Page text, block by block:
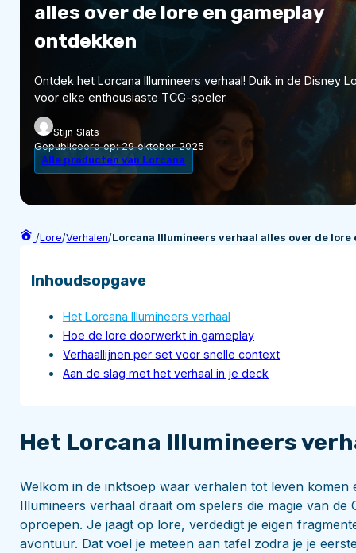
alles over de lore en gameplay
ontdekken
Ontdek het Lorcana Illumineers verhaal! Duik in de Disney
voor elke enthousiaste TCG-speler.
Stijn Slats
Gepubliceerd op:29 oktober 2025
Alle producten van Lorcana
/Lore/Verhalen/Lorcana Illumineers verhaal alles over de lore
Inhoudsopgave
Het Lorcana Illumineers verhaal
Hoe de lore doorwerkt in gameplay
Verhaallijnen per set voor snelle context
Aan de slag met het verhaal in je deck
Het Lorcana Illumineers
Welkom in de inktsoep waar verhalen tot leven
Illumineers verhaal draait om spelers die magie van
oproepen. Je jaagt op lore, verdedigt je eigen
avontuur. Dat voel je meteen aan tafel zodra je je